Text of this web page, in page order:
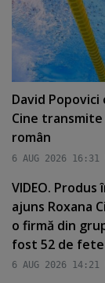
David
Cine
român
6 AUG 2026 16:31
VIDEO.
ajuns Roxana
o firmă din
fost 52 de
6 AUG 2026 14:21